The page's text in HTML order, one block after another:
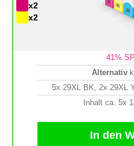
x2
x2
41%
Alternativ
5x 29XL BK, 2x 29XL
Inhalt ca. 5x
In den